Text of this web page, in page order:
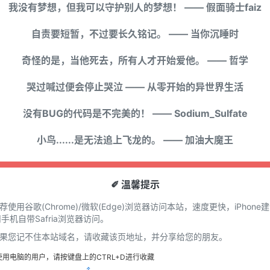
我没有梦想，但我可以守护别人的梦想！ —— 假面骑士faiz
自责要短暂，不过要长久铭记。 —— 当你沉睡时
奇怪的是，当他死去，所有人才开始爱他。 —— 哲学
哭过喊过便会停止哭泣 —— 从零开始的异世界生活
没有BUG的代码是不完美的！ —— Sodium_Sulfate
小鸟......是无法追上飞龙的。 —— 加油大魔王
✐ 溫馨提示
使用谷歌(Chrome)/微软(Edge)浏览器访问本站，速度更快，iPhone
机自带Safria浏览器访问。
您记不住本站域名，请收藏该页地址，并分享给您的朋友。
用电脑的用户，请按键盘上的CTRL+D进行收藏